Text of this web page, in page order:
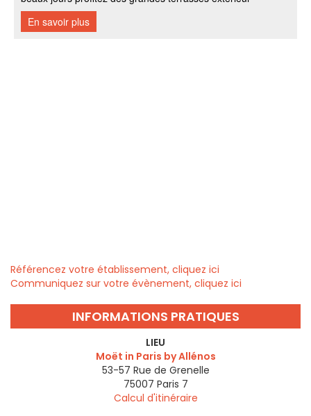
Référencez votre établissement, cliquez ici
Communiquez sur votre évènement, cliquez ici
INFORMATIONS PRATIQUES
LIEU
Moët in Paris by Allénos
53-57 Rue de Grenelle
75007 Paris 7
Calcul d'itinéraire